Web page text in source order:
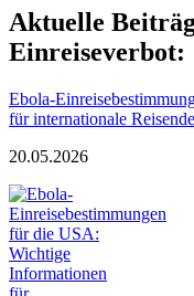
Aktuelle
Einreiseverbot:
Ebola-
für internationale
20.05.2026